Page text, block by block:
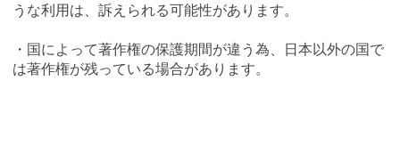
うな利用は、訴えられる可能性があります。
・国によって著作権の保護期間が違う為、日本以外の国で
は著作権が残っている場合があります。